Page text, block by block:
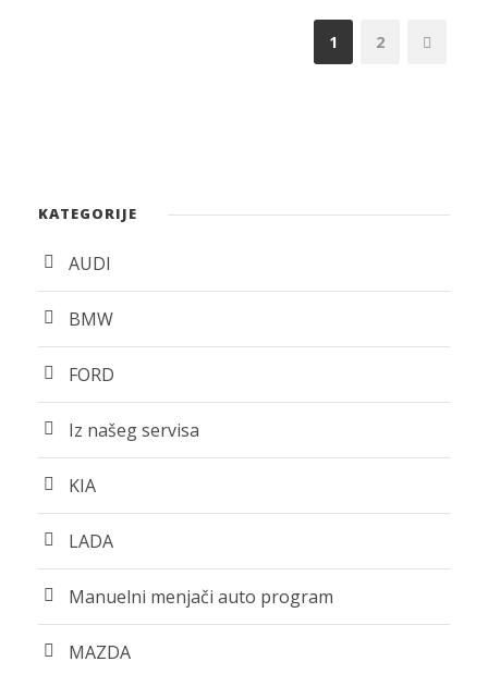
1 2
KATEGORIJE
AUDI
BMW
FORD
Iz našeg servisa
KIA
LADA
Manuelni menjači auto program
MAZDA